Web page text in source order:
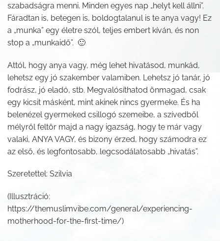
szabadságra menni. Minden egyes nap „helyt kell állni”.
Fáradtan is, betegen is, boldogtalanul is te anya vagy! Ez
a „munka” egy életre szól, teljes embert kíván, és non
stop a „munkaidő”. 🙂
Attól, hogy anya vagy, még lehet hivatásod, munkád,
lehetsz egy jó szakember valamiben. Lehetsz jó tanár, jó
fodrász, jó eladó, stb. Megvalósíthatod önmagad, csak
egy kicsit másként, mint akinek nincs gyermeke. És ha
belenézel gyermeked csillogó szemeibe, a szívedből
mélyről feltör majd a nagy igazság, hogy te már vagy
valaki, ANYA VAGY, és bizony érzed, hogy számodra ez
az első, és legfontosabb, legcsodálatosabb „hivatás”.
Szeretettel: Szilvia
(Illusztráció:
https://themuslimvibe.com/general/experiencing-
motherhood-for-the-first-time/)